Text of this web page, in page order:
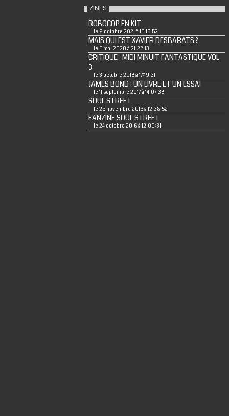
ZINES
ROBOCOP EN KIT
le 9 octobre 2021 à 15:16:52
MAIS QUI EST XAVIER DESBARATS ?
le 5 mai 2020 à 21:28:13
CRITIQUE : MIDI MINUIT FANTASTIQUE VOL.
3
le 3 octobre 2018 à 17:19:31
JAMES BOND : UN LIVRE ET UN ESSAI
le 11 septembre 2017 à 14:07:38
SOUL STREET
le 25 novembre 2016 à 12:38:52
FANZINE SOUL STREET
le 24 octobre 2016 à 12:09:31